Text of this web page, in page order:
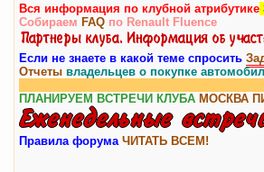
Вся информация по клубной атрибутике
Собираем FAQ по Renault Fluence
Если не знаете в какой теме спросить
Отчеты владельцев о покупке
ПЛАНИРУЕМ ВСТРЕЧИ КЛУБА МОСКВА
Правила форума ЧИТАТЬ ВСЕМ!